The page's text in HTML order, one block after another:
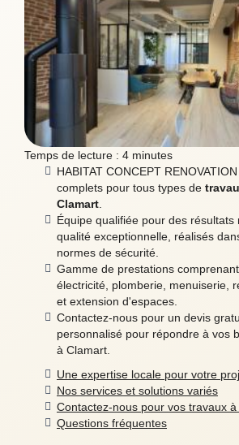
Temps de lecture : 4 minutes
HABITAT CONCEPT
complets pour tous types de
Clamart.
Équipe qualifiée pour des résultats
qualité exceptionnelle, réalisés
normes de sécurité.
Gamme de prestations
électricité, plomberie, menuiserie,
et extension d'espaces.
Contactez-nous pour un devis
personnalisé pour répondre à vos
à Clamart.
Une expertise locale pour votre
Nos services et solutions variés
Contactez-nous pour vos travaux
Questions fréquentes